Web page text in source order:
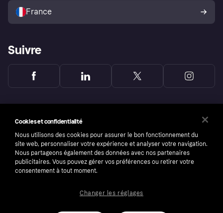
l’acheteur Klarna
France
Suivre
Cookies et confidentialité
Nous utilisons des cookies pour assurer le bon fonctionnement du
site web, personnaliser votre expérience et analyser votre navigation.
Nous partageons également des données avec nos partenaires
publicitaires. Vous pouvez gérer vos préférences ou retirer votre
consentement à tout moment.
Changer les réglages